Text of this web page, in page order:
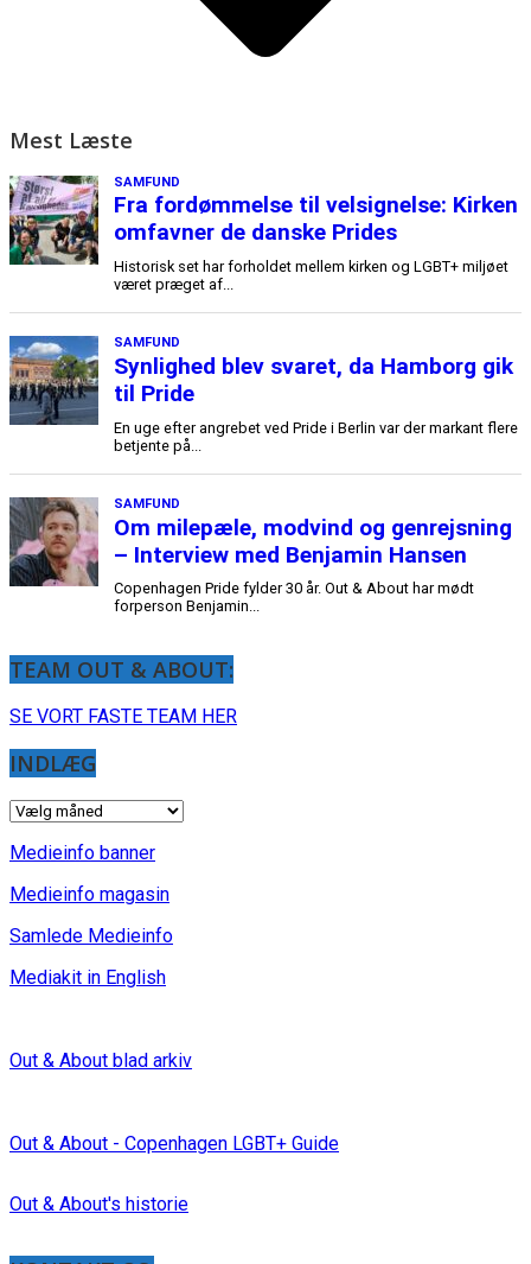
Mest Læste
TEAM OUT & ABOUT:
SE VORT FASTE TEAM HER
INDLÆG
INDLÆG
Medieinfo banner
Medieinfo magasin
Samlede Medieinfo
Mediakit in English
Out & About blad arkiv
Out & About - Copenhagen LGBT+ Guide
Out & About's historie